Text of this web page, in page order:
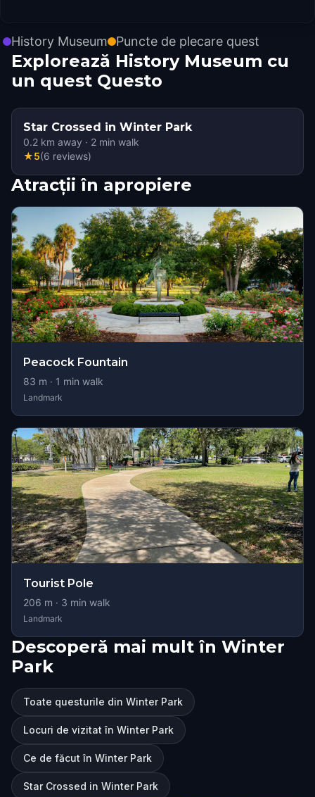
History Museum Puncte de plecare quest
Explorează History Museum cu
un quest Questo
Star Crossed in Winter Park
0.2 km away · 2 min walk
★5(6 reviews)
Atracții în apropiere
Peacock Fountain
83 m · 1 min walk
Landmark
Tourist Pole
206 m · 3 min walk
Landmark
Descoperă mai mult în Winter
Park
Toate questurile din Winter Park
Locuri de vizitat în Winter Park
Ce de făcut în Winter Park
Star Crossed in Winter Park